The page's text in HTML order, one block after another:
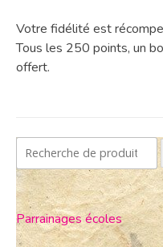
Votre fidélité est
Tous les 250 points, un
offert.
Parrainages écoles